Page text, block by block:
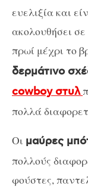
ευελιξία και
ακολουθήσει
πρωί μέχρι το
δερμάτινο
cowboy στυλ
πολλά
Οι μαύρες
πολλούς
φούστες,